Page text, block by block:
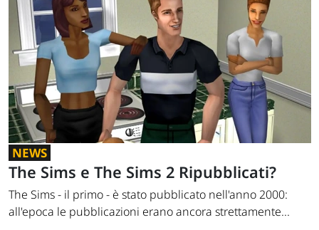
NEWS
The Sims e The Sims 2 Ripubblicati?
The Sims - il primo - è stato pubblicato nell'anno 2000:
all'epoca le pubblicazioni erano ancora strettamente...